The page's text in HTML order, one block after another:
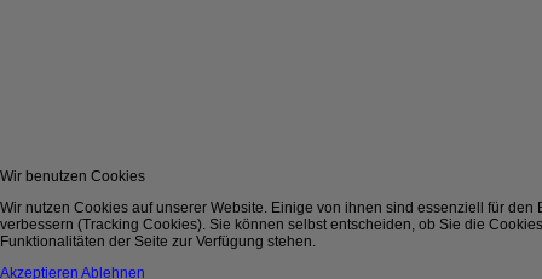
Wir benutzen Cookies
Wir nutzen Cookies auf unserer Website. Einige von ihnen sind essenziell für
verbessern (Tracking Cookies). Sie können selbst entscheiden, ob Sie die
Funktionalitäten der Seite zur Verfügung stehen.
Akzeptieren Ablehnen